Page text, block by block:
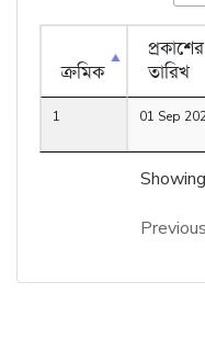
ক্রমিক
প্রকাশের
তারিখ
1 01 Sep
Previous